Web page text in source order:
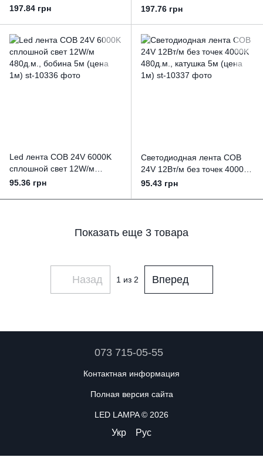
4000K CRI90 нейтральная,
197.84 грн
IP20 CRI90, бобина 10м
197.76 грн
Led лента COB 24V 6000K
сплошной свет 12W/м
480д.м., бобина 5м (цена
95.36 грн
Светодиодная лента COB
24V 12Вт/м без точек 4000K
480д.м., катушка 5м (цена
95.43 грн
Показать еще 3 товара
Назад 1 из 2 Вперед
073 715-05-55
Контактная информация
Полная версия сайта
LED LAMPA © 2026
Укр Рус